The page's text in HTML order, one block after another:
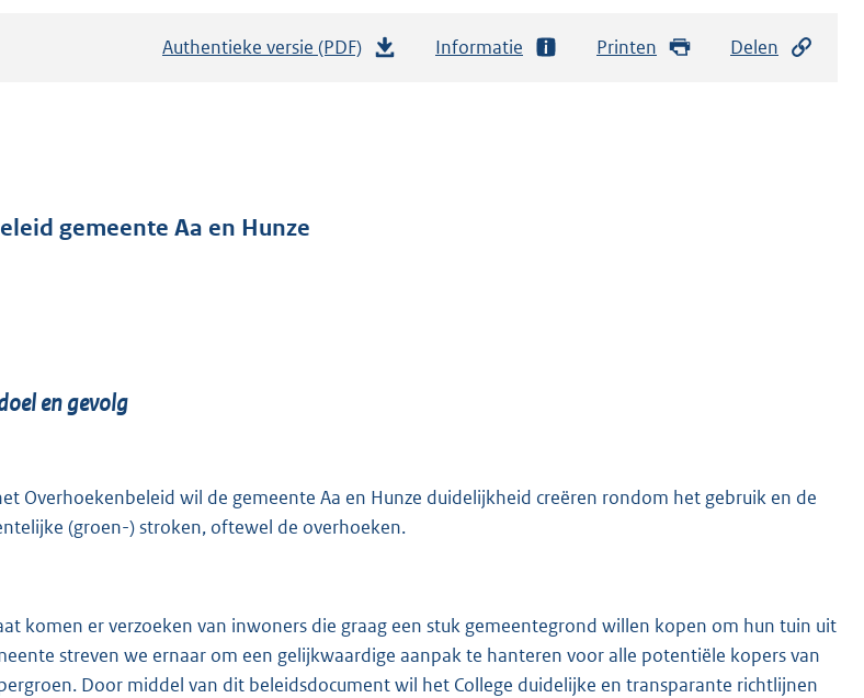
Authentieke versie (PDF)
:
5
b
Informatie Printen Delen
gemeente Aa en Hunze
en gevolg
Overhoekenbeleid wil de gemeente Aa en Hunze duidelijkheid creëren rondom het gebruik en de
(groen-) stroken, oftewel de overhoeken.
komen er verzoeken van inwoners die graag een stuk gemeentegrond willen kopen om hun tuin uit
streven we ernaar om een gelijkwaardige aanpak te hanteren voor alle potentiële kopers van
Door middel van dit beleidsdocument wil het College duidelijke en transparante richtlijnen